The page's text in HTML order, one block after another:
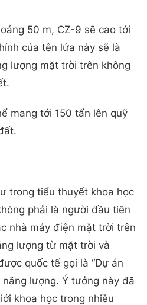
50 m, CZ-9 sẽ cao tới
của tên lửa này sẽ là
lượng mặt trời trên không
mang tới 150 tấn lên quỹ
trong tiểu thuyết khoa học
phải là người đầu tiên
nhà máy điện mặt trời trên
lượng từ mặt trời và
quốc tế gọi là “Dự án
lượng. Ý tưởng này đã
khoa học trong nhiều